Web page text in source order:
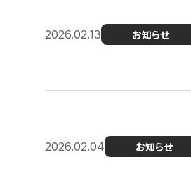
2026.02.13 お知らせ
2026.02.04 お知らせ